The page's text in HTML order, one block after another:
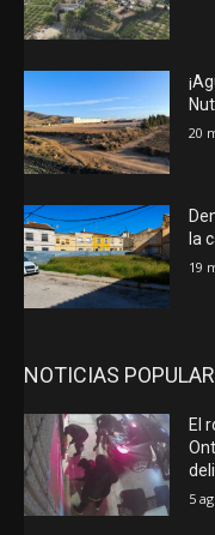
20
la
19
NOTICIAS
El
5